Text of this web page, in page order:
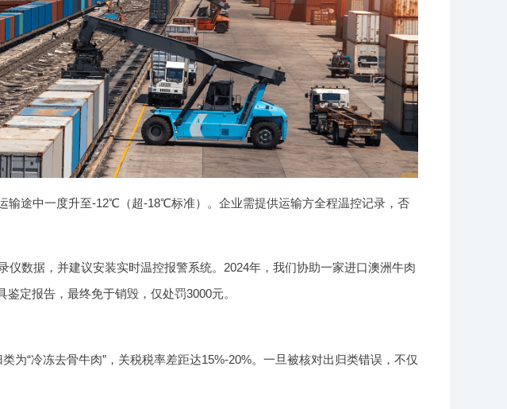
输途中一度升至-12℃（超-18℃标准）。企业需提供运输方全程温控记录，否
仪数据，并建议安装实时温控报警系统。2024年，我们协助一家进口澳洲牛肉
定报告，最终免于销毁，仅处罚3000元。
为“冷冻去骨牛肉”，关税税率差距达15%-20%。一旦被核对出归类错误，不仅